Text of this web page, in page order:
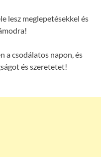
lesz meglepetésekkel és
a csodálatos napon, és
és szeretetet!